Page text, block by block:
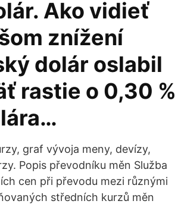
Ako vidieť
znížení
dolár oslabil
rastie o 0,30 %
graf vývoja meny, devízy,
Popis převodníku měn Služba
cen při převodu mezi různými
středních kurzů měn